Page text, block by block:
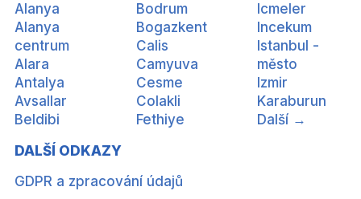
Alanya
Alanya
centrum
Alara
Antalya
Avsallar
Beldibi
Bodrum
Bogazkent
Calis
Camyuva
Cesme
Colakli
Fethiye
Icmeler
Incekum
Istanbul -
město
Izmir
Karaburun
Další →
DALŠÍ ODKAZY
GDPR a zpracování údajů